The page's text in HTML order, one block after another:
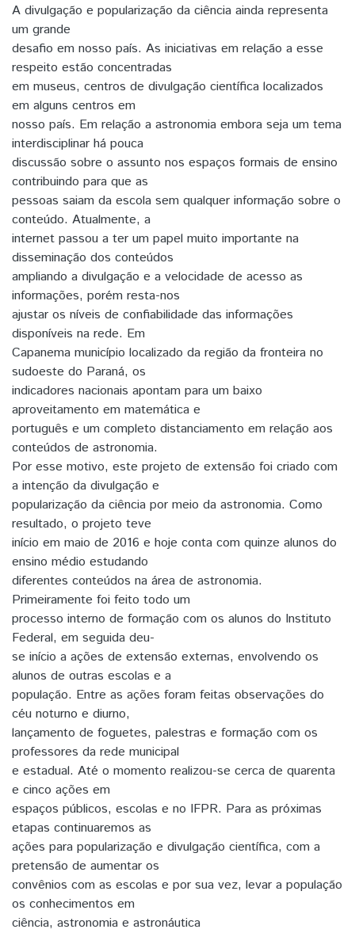
A divulgação e popularização da ciência ainda representa
um grande
desafio em nosso país. As iniciativas em relação a esse
respeito estão concentradas
em museus, centros de divulgação científica localizados
em alguns centros em
nosso país. Em relação a astronomia embora seja um tema
interdisciplinar há pouca
discussão sobre o assunto nos espaços formais de ensino
contribuindo para que as
pessoas saiam da escola sem qualquer informação sobre o
conteúdo. Atualmente, a
internet passou a ter um papel muito importante na
disseminação dos conteúdos
ampliando a divulgação e a velocidade de acesso as
informações, porém resta-nos
ajustar os níveis de confiabilidade das informações
disponíveis na rede. Em
Capanema município localizado da região da fronteira no
sudoeste do Paraná, os
indicadores nacionais apontam para um baixo
aproveitamento em matemática e
português e um completo distanciamento em relação aos
conteúdos de astronomia.
Por esse motivo, este projeto de extensão foi criado com
a intenção da divulgação e
popularização da ciência por meio da astronomia. Como
resultado, o projeto teve
início em maio de 2016 e hoje conta com quinze alunos do
ensino médio estudando
diferentes conteúdos na área de astronomia.
Primeiramente foi feito todo um
processo interno de formação com os alunos do Instituto
Federal, em seguida deu-
se início a ações de extensão externas, envolvendo os
alunos de outras escolas e a
população. Entre as ações foram feitas observações do
céu noturno e diurno,
lançamento de foguetes, palestras e formação com os
professores da rede municipal
e estadual. Até o momento realizou-se cerca de quarenta
e cinco ações em
espaços públicos, escolas e no IFPR. Para as próximas
etapas continuaremos as
ações para popularização e divulgação científica, com a
pretensão de aumentar os
convênios com as escolas e por sua vez, levar a população
os conhecimentos em
ciência, astronomia e astronáutica